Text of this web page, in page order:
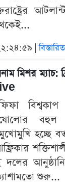
|বিস্তারিত
মিশর ম্যাচ:
বহুল
হচ্ছে
শুরু...